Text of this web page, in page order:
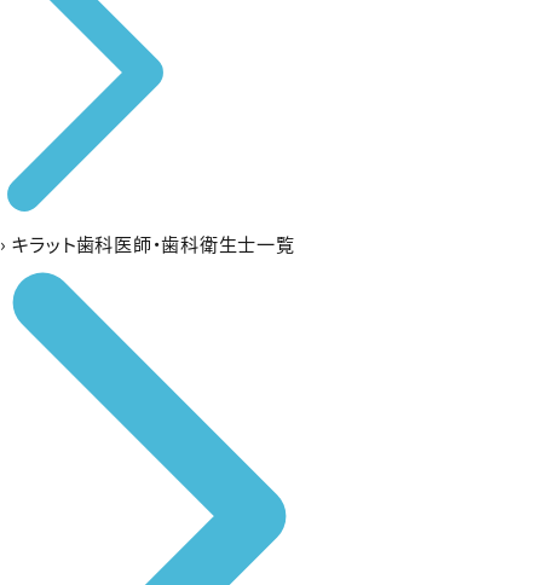
› キラット歯科医師・歯科衛生士一覧